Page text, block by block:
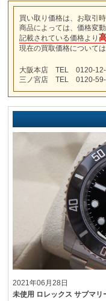
買い取り価格は、お取引
商品によっては、価格変
記載されている価格より
現在の買取価格について
大阪本店 TEL 0120-12-
三ノ宮店 TEL 0120-59-
2021年06月28日
未使用 ロレックス サブマ